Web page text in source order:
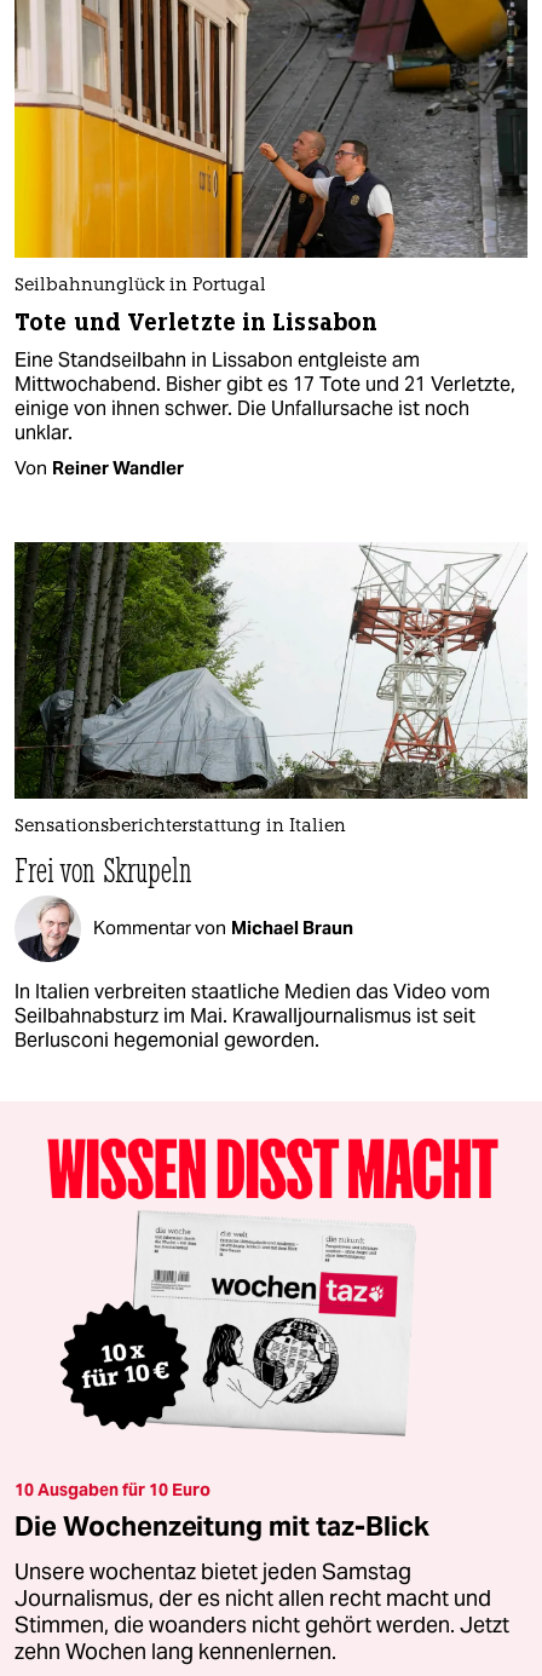
Seilbahnunglück in Portugal
Tote und Verletzte in Lissabon
Eine Standseilbahn in Lissabon entgleiste am
Mittwochabend. Bisher gibt es 17 Tote und 21 Verletzte,
einige von ihnen schwer. Die Unfallursache ist noch
unklar.
Von Reiner Wandler
Sensationsberichterstattung in Italien
Frei von Skrupeln
Kommentar von Michael Braun
In Italien verbreiten staatliche Medien das Video vom
Seilbahnabsturz im Mai. Krawalljournalismus ist seit
Berlusconi hegemonial geworden.
10 Ausgaben für 10 Euro
Die Wochenzeitung mit taz-Blick
Unsere wochentaz bietet jeden Samstag
Journalismus, der es nicht allen recht macht und
Stimmen, die woanders nicht gehört werden. Jetzt
zehn Wochen lang kennenlernen.